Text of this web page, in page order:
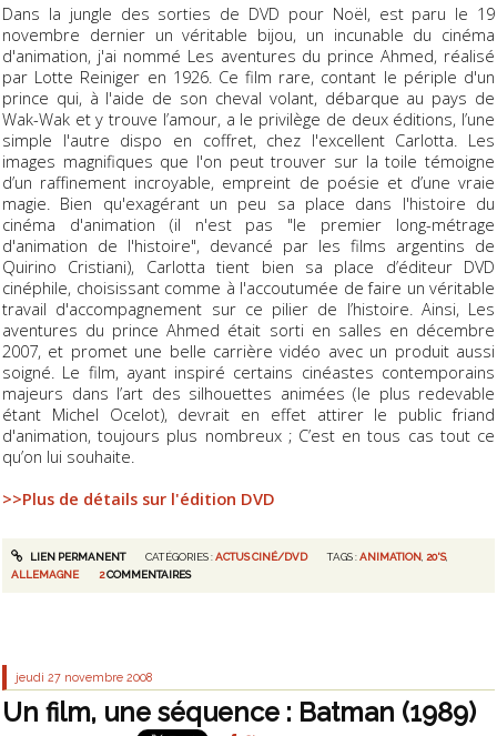
Dans la jungle des sorties de DVD pour Noël, est paru le 19
novembre dernier un véritable bijou, un incunable du cinéma
d'animation, j'ai nommé Les aventures du prince Ahmed, réalisé
par Lotte Reiniger en 1926. Ce film rare, contant le périple d'un
prince qui, à l'aide de son cheval volant, débarque au pays de
Wak-Wak et y trouve l’amour, a le privilège de deux éditions, l’une
simple l'autre dispo en coffret, chez l'excellent Carlotta. Les
images magnifiques que l'on peut trouver sur la toile témoigne
d’un raffinement incroyable, empreint de poésie et d’une vraie
magie. Bien qu'exagérant un peu sa place dans l'histoire du
cinéma d'animation (il n'est pas "le premier long-métrage
d'animation de l'histoire", devancé par les films argentins de
Quirino Cristiani), Carlotta tient bien sa place d’éditeur DVD
cinéphile, choisissant comme à l'accoutumée de faire un véritable
travail d'accompagnement sur ce pilier de l’histoire. Ainsi, Les
aventures du prince Ahmed était sorti en salles en décembre
2007, et promet une belle carrière vidéo avec un produit aussi
soigné. Le film, ayant inspiré certains cinéastes contemporains
majeurs dans l’art des silhouettes animées (le plus redevable
étant Michel Ocelot), devrait en effet attirer le public friand
d'animation, toujours plus nombreux ; C’est en tous cas tout ce
qu’on lui souhaite.
>>Plus de détails sur l'édition DVD
LIEN PERMANENT CATÉGORIES :ACTUS CINÉ/DVD TAGS :ANIMATION 20'S,
ALLEMAGNE
2COMMENTAIRES
jeudi 27 novembre 2008
Un film, une séquence : Batman (1989)